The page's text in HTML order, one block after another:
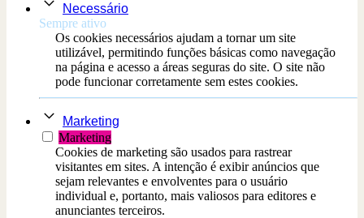
Necessário
Sempre ativo
Os cookies necessários ajudam a tornar um site
utilizável, permitindo funções básicas como navegação
na página e acesso a áreas seguras do site. O site não
pode funcionar corretamente sem estes cookies.
Marketing
Marketing
Cookies de marketing são usados ​​para rastrear
visitantes em sites. A intenção é exibir anúncios que
sejam relevantes e envolventes para o usuário
individual e, portanto, mais valiosos para editores e
anunciantes terceiros.